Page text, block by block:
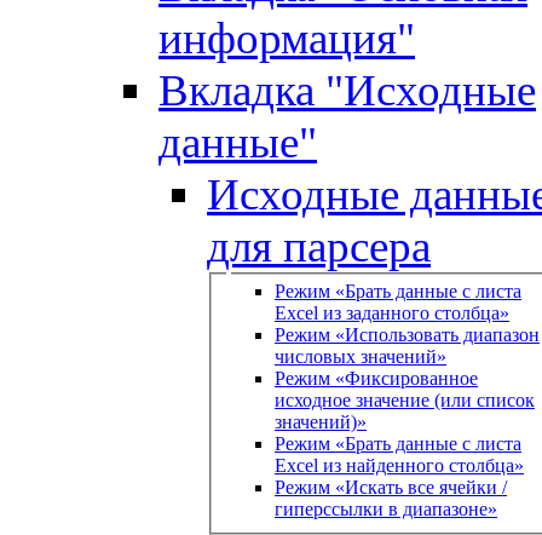
информация"
Вкладка "Исходные
данные"
Исходные
для парсера
Режим «Брать данные с листа
Excel из заданного столбца»
Режим «Использовать диапазон
числовых значений»
Режим «Фиксированное
исходное значение (или список
значений)»
Режим «Брать данные с листа
Excel из найденного столбца»
Режим «Искать все ячейки /
гиперссылки в диапазоне»